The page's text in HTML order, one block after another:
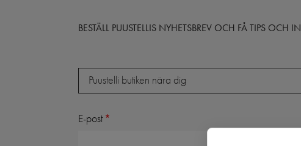
BESTÄLL PUUSTELLIS NYHETSBREV OCH FÅ TIPS
ButikPuustelli butiken nära dig
E-post